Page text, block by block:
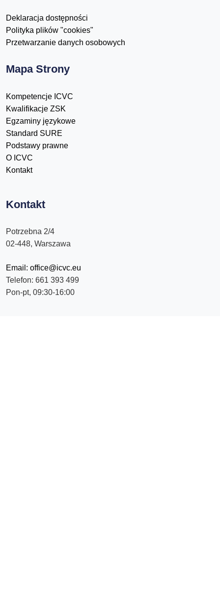
Deklaracja dostępności
Polityka plików "cookies"
Przetwarzanie danych osobowych
Mapa Strony
Kompetencje ICVC
Kwalifikacje ZSK
Egzaminy językowe
Standard SURE
Podstawy prawne
O ICVC
Kontakt
Kontakt
Potrzebna 2/4
02-448, Warszawa
Email: office@icvc.eu
Telefon: 661 393 499
Pon-pt, 09:30-16:00